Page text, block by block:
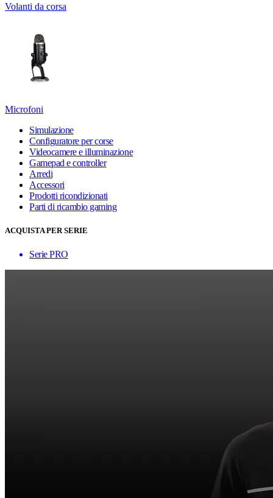
Volanti da corsa
Microfoni
Simulazione
Configuratore per corse
Videocamere e illuminazione
Gamepad e controller
Arredi
Accessori
Prodotti ricondizionati
Parti di ricambio gaming
ACQUISTA PER SERIE
Serie PRO